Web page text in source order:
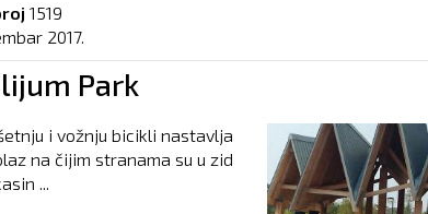
1519
2017.
Park
i vožnju bicikli nastavlja
na čijim stranama su u zid
...